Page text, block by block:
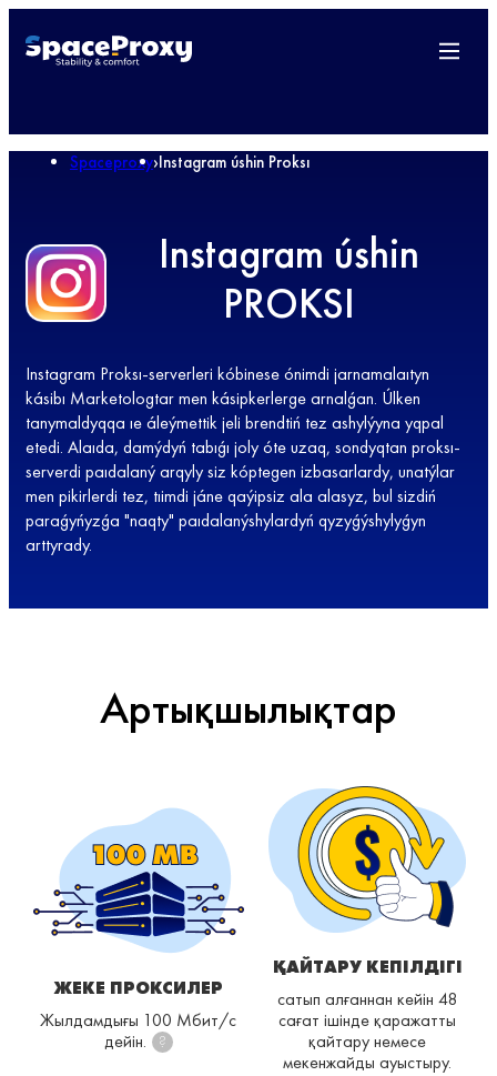
Spaceproxy›Instagram úshin Proksı
Instagram úshin
PROKSI
Instagram Proksı-serverleri kóbinese ónimdi jarnamalaıtyn
kásibı Marketologtar men kásipkerlerge arnalǵan. Úlken
tanymaldyqqa ıe áleýmettik jeli brendtiń tez ashylýyna yqpal
etedi. Alaıda, damýdyń tabıǵı joly óte uzaq, sondyqtan proksı-
serverdi paıdalaný arqyly siz kóptegen izbasarlardy, unatýlar
men pikirlerdi tez, tıimdi jáne qaýipsiz ala alasyz, bul sizdiń
paraǵyńyzǵa "naqty" paıdalanýshylardyń qyzyǵýshylyǵyn
arttyrady.
Артықшылықтар
ЖЕКЕ ПРОКСИЛЕР
Жылдамдығы 100 Мбит/с
дейін.
?
ҚАЙТАРУ КЕПІЛДІГІ
сатып алғаннан кейін 48
сағат ішінде қаражатты
қайтару немесе
мекенжайды ауыстыру.